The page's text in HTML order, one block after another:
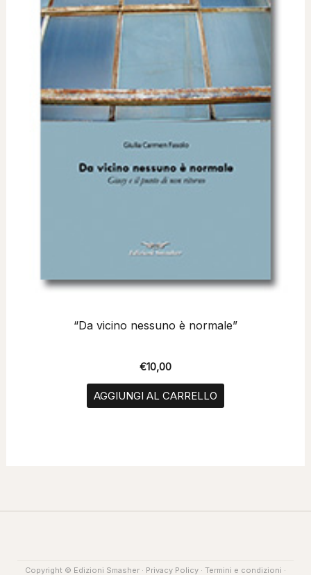
“Da vicino nessuno è normale”
€10,00
AGGIUNGI AL CARRELLO
Copyright © Edizioni Smasher · Privacy Policy · Termini e condizioni ·